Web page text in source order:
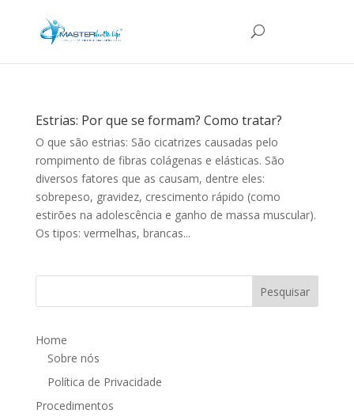
Estrias: Por que se formam? Como tratar?
O que são estrias: São cicatrizes causadas pelo
rompimento de fibras colágenas e elásticas. São
diversos fatores que as causam, dentre eles:
sobrepeso, gravidez, crescimento rápido (como
estirões na adolescência e ganho de massa muscular).
Os tipos: vermelhas, brancas...
Home
Sobre nós
Política de Privacidade
Procedimentos